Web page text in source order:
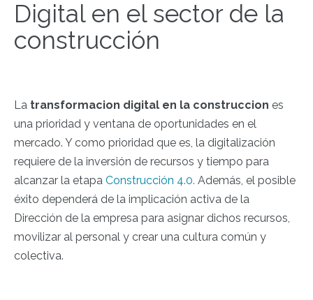
Digital en el sector de la
construcción
La transformacion digital en la construccion es
una prioridad y ventana de oportunidades en el
mercado. Y como prioridad que es, la digitalización
requiere de la inversión de recursos y tiempo para
alcanzar la etapa Construcción 4.0. Además, el posible
éxito dependerá de la implicación activa de la
Dirección de la empresa para asignar dichos recursos,
movilizar al personal y crear una cultura común y
colectiva.